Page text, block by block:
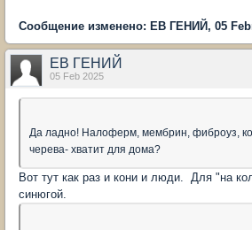
Сообщение изменено: ЕВ ГЕНИЙ, 05
ЕВ ГЕНИЙ
05 Feb 2025
Да ладно! Налоферм, мембрин, фиброуз,
черева- хватит для дома?
Вот тут как раз и кони и люди. Для "на
синюгой.